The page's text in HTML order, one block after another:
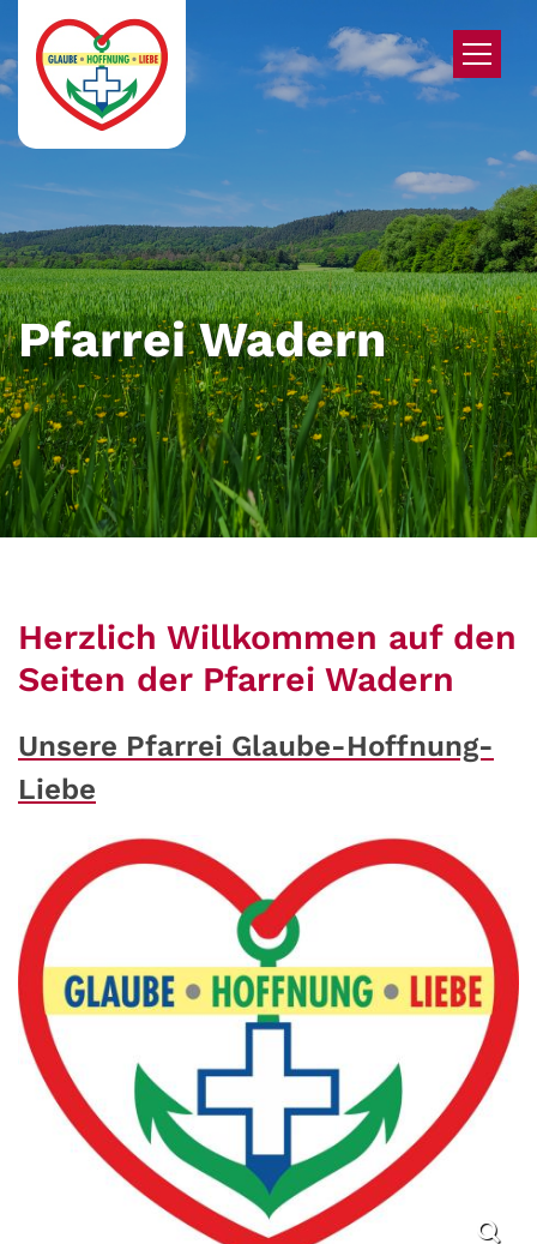
Zum Inhalt springen
Pfarrei Wadern
Herzlich Willkommen auf den
Seiten der Pfarrei Wadern
Unsere Pfarrei Glaube-Hoffnung-
Liebe